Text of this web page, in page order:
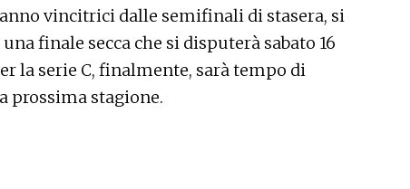
vincitrici dalle semifinali di stasera, si
finale secca che si disputerà sabato 16
la serie C, finalmente, sarà tempo di
prossima stagione.